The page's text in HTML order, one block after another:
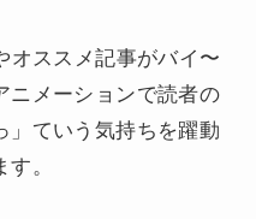
オススメ記事がバイ〜
ニメーションで読者の
」ていう気持ちを躍動
。